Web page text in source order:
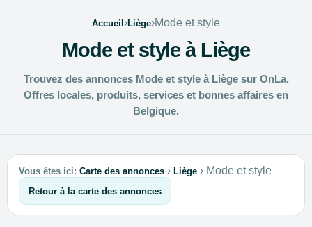
Accueil›Liège›Mode et style
Mode et style à Liège
Trouvez des annonces Mode et style à Liège sur OnLa.
Offres locales, produits, services et bonnes affaires en
Belgique.
Vous êtes ici: Carte des annonces › Liège › Mode et style
Retour à la carte des annonces